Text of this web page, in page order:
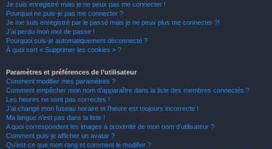
Je suis enregistré mais je ne peux pas me connecter !
Pourquoi ne puis-je pas me connecter ?
Je me suis enregistré par le passé mais je ne peux plus me connecter ?!
J’ai perdu mon mot de passe !
Pourquoi suis-je automatiquement déconnecté ?
À quoi sert « Supprimer les cookies » ?
Paramètres et préférences de l’utilisateur
Comment modifier mes paramètres ?
Comment empêcher mon nom d’apparaître dans la liste des membres connectés ?
Les heures ne sont pas correctes !
J’ai changé mon fuseau horaire et l’heure est toujours incorrecte !
Ma langue n’est pas dans la liste !
A quoi correspondent les images à proximité de mon nom d’utilisateur ?
Comment puis-je afficher un avatar ?
Qu’est-ce que mon rang et comment le modifier ?